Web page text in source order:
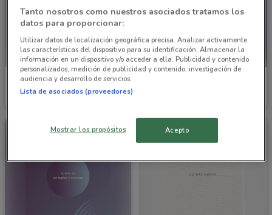
Interceramic
Tanto nosotros como nuestros asociados tratamos los
datos para proporcionar:
Utilizar datos de localización geográfica precisa. Analizar activamente
las características del dispositivo para su identificación. Almacenar la
información en un dispositivo y/o acceder a ella. Publicidad y contenido
personalizados, medición de publicidad y contenido, investigación de
audiencia y desarrollo de servicios.
Lista de asociados (proveedores)
Mostrar los propósitos Acepto